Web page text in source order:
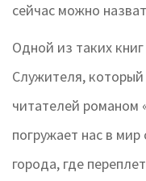
сейчас можно
Одной из таких
Служителя,
читателей романом
погружает нас в мир
города, где